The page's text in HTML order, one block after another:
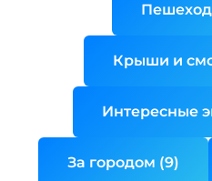
Крыши и
Интересные
За городом (9)